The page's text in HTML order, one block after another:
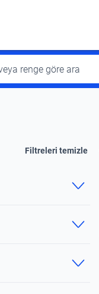
Filtreleri temizle